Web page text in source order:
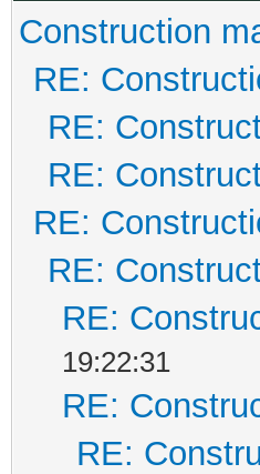
Construction
RE:
RE:
RE:
RE:
RE:
RE:
19:22:31
RE:
RE: